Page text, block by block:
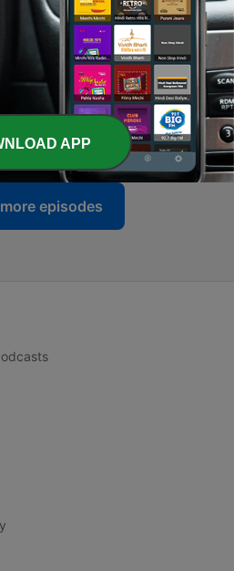
ਕਿਥੇ ਜਾਂਦੀਆਂ ਹਨ
ਅੱਜ ਤੱਕ ਦਾ ਸਬਤੋਂ ਅਮੀਰ ਬੰਦਾ
episodes
APP